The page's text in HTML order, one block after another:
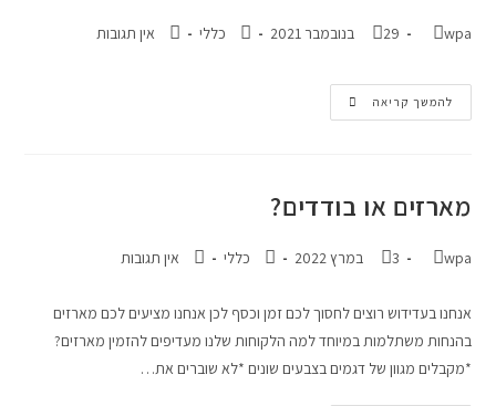
wpa 29 בנובמבר 2021 כללי אין תגובות
להמשך קריאה
מארזים או בודדים?
wpa 3 במרץ 2022 כללי אין תגובות
אנחנו בעדידוש רוצים לחסוך לכם זמן וכסף לכן אנחנו מציעים לכם מארזים
בהנחות משתלמות במיוחד למה הלקוחות שלנו מעדיפים להזמין מארזים?
*מקבלים מגוון של דגמים בצבעים שונים *לא שוברים את…